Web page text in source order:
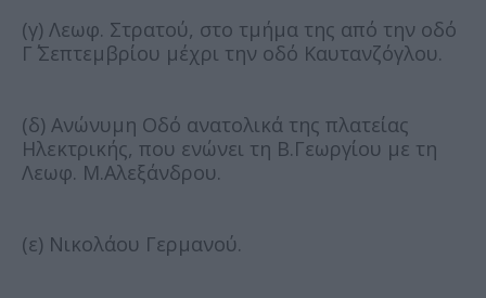
(γ) Λεωφ. Στρατού, στο τμήμα της από την οδό
Γ΄ Σεπτεμβρίου μέχρι την οδό Καυτανζόγλου.
(δ) Ανώνυμη Οδό ανατολικά της πλατείας
Ηλεκτρικής, που ενώνει τη Β.Γεωργίου με τη
Λεωφ. Μ.Αλεξάνδρου.
(ε) Νικολάου Γερμανού.